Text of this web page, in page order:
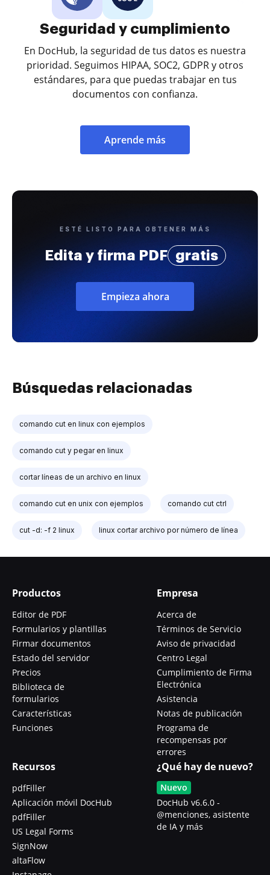
Seguridad y cumplimiento
En DocHub, la seguridad de tus datos es nuestra
prioridad. Seguimos HIPAA, SOC2, GDPR y otros
estándares, para que puedas trabajar en tus
documentos con confianza.
Aprende más
ESTÉ LISTO PARA OBTENER MÁS
Edita y firma PDF gratis
Empieza ahora
Búsquedas relacionadas
comando cut en linux con ejemplos
comando cut y pegar en linux
cortar líneas de un archivo en linux
comando cut en unix con ejemplos comando cut ctrl
cut -d: -f 2 linux linux cortar archivo por número de línea
Productos
Editor de PDF
Formularios y plantillas
Firmar documentos
Estado del servidor
Precios
Biblioteca de
formularios
Características
Funciones
Empresa
Acerca de
Términos de Servicio
Aviso de privacidad
Centro Legal
Cumplimiento de Firma
Electrónica
Asistencia
Notas de publicación
Programa de
recompensas por
errores
Recursos
pdfFiller
Aplicación móvil DocHub
pdfFiller
US Legal Forms
SignNow
altaFlow
¿Qué hay de nuevo?
Nuevo
DocHub v6.6.0 -
@menciones, asistente
de IA y más